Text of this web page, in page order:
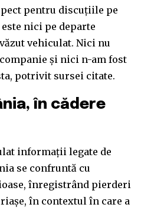
pentru discuțiile pe
nici pe departe
vehiculat. Nici nu
și nici n-am fost
potrivit sursei citate.
în cădere
informații legate de
se confruntă cu
înregistrând pierderi
în contextul în care a